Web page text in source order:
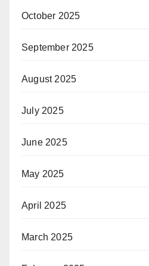
October 2025
September 2025
August 2025
July 2025
June 2025
May 2025
April 2025
March 2025